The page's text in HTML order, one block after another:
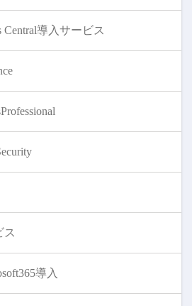
Central導入サービス
ス
導入